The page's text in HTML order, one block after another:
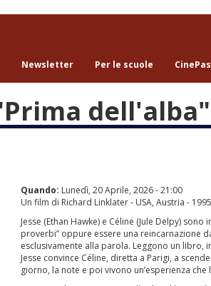
Newsletter Per le scuole
"Prima
Quando: Lunedì, 20 Aprile, 2026 - 21:00
Un film di Richard Linklater - USA, Austria -
Jesse (Ethan Hawke) e Céline (Jule Delpy)
proverbi” oppure essere una reincarnazione
esclusivamente alla parola. Leggono un
Jesse convince Céline, diretta a Parigi, a
giorno, la note e poi vivono un’esperienza